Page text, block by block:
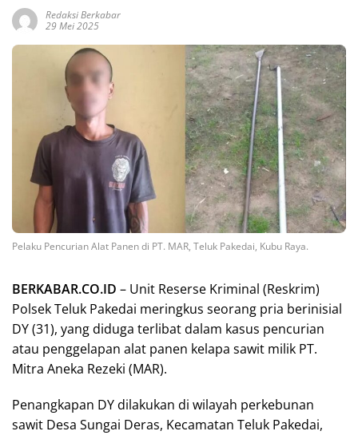
Redaksi Berkabar
29 Mei 2025
Pelaku Pencurian Alat Panen di PT. MAR, Teluk Pakedai, Kubu Raya.
BERKABAR.CO.ID – Unit Reserse Kriminal (Reskrim)
Polsek Teluk Pakedai meringkus seorang pria berinisial
DY (31), yang diduga terlibat dalam kasus pencurian
atau penggelapan alat panen kelapa sawit milik PT.
Mitra Aneka Rezeki (MAR).
Penangkapan DY dilakukan di wilayah perkebunan
sawit Desa Sungai Deras, Kecamatan Teluk Pakedai,